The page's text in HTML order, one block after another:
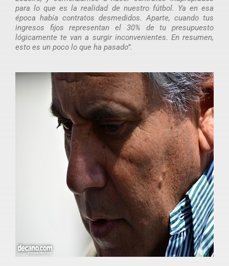
para lo que es la realidad de nuestro fútbol. Ya en esa
época había contratos desmedidos. Aparte, cuando tus
ingresos fijos representan el 30% de tu presupuesto
lógicamente te van a surgir inconvenientes. En resumen,
esto es un poco lo que ha pasado”.